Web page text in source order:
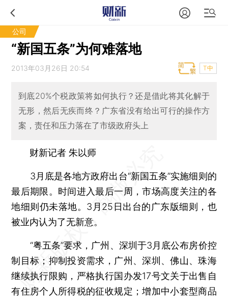
公司
“新国五条”为何难落地
2013年03月26日 20:54 T中
到底20%个税政策将如何执行？还是借此将其化解于
无形，然后无疾而终？广东省没有给出可行的操作方
案，责任和压力落在了市级政府头上
财新记者 朱以师
3月底是各地方政府出台“新国五条”实施细则的
最后期限。时间进入最后一周，市场高度关注的各
地细则仍未落地。3月25日出台的广东版细则，也
被业内认为了无新意。
“粤五条”要求，广州、深圳于3月底公布房价控
制目标；抑制投资需求，广州、深圳、佛山、珠海
继续执行限购，严格执行国办发17号文关于出售自
有住房个人所得税的征收规定；增加中小套型商品